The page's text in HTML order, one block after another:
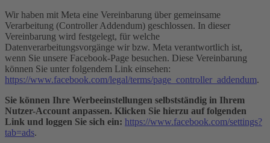
Wir haben mit Meta eine Vereinbarung über gemeinsame
Verarbeitung (Controller Addendum) geschlossen. In dieser
Vereinbarung wird festgelegt, für welche
Datenverarbeitungsvorgänge wir bzw. Meta verantwortlich ist,
wenn Sie unsere Facebook-Page besuchen. Diese Vereinbarung
können Sie unter folgendem Link einsehen:
https://www.facebook.com/legal/terms/page_controller_addendum.
Sie können Ihre Werbeeinstellungen selbstständig in Ihrem
Nutzer-Account anpassen. Klicken Sie hierzu auf folgenden
Link und loggen Sie sich ein: https://www.facebook.com/settings?
tab=ads.